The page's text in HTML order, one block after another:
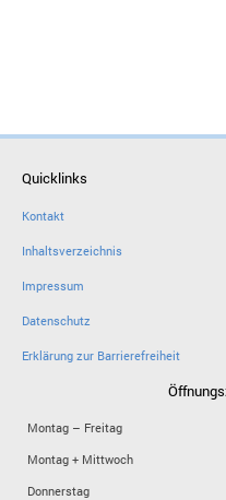
Quicklinks
Kontakt
Inhaltsverzeichnis
Impressum
Datenschutz
Erklärung zur Barrierefreiheit
Montag – Freitag
Montag + Mittwoch
Donnerstag